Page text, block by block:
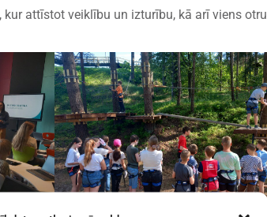
attīstot veiklību un izturību, kā arī viens otru